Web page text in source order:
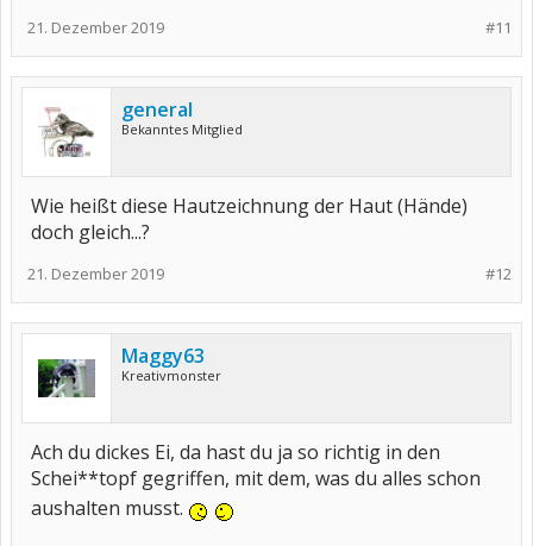
#11
21. Dezember 2019
general
Bekanntes Mitglied
Wie heißt diese Hautzeichnung der Haut (Hände)
doch gleich...?
#12
21. Dezember 2019
Maggy63
Kreativmonster
Ach du dickes Ei, da hast du ja so richtig in den
Schei**topf gegriffen, mit dem, was du alles schon
aushalten musst.